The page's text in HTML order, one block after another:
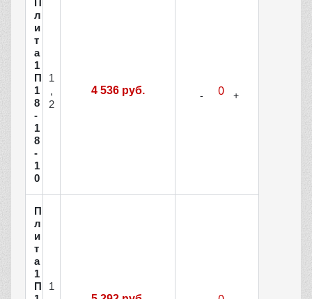
П
л
и
т
а
1
П
1
8
-
1
8
-
1
0
1
,
2
4 536 руб.
П
л
и
т
а
1
П
1